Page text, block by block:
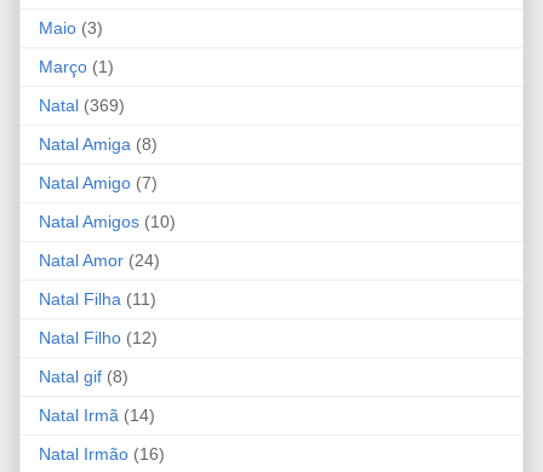
Maio (3)
Março (1)
Natal (369)
Natal Amiga (8)
Natal Amigo (7)
Natal Amigos (10)
Natal Amor (24)
Natal Filha (11)
Natal Filho (12)
Natal gif (8)
Natal Irmã (14)
Natal Irmão (16)